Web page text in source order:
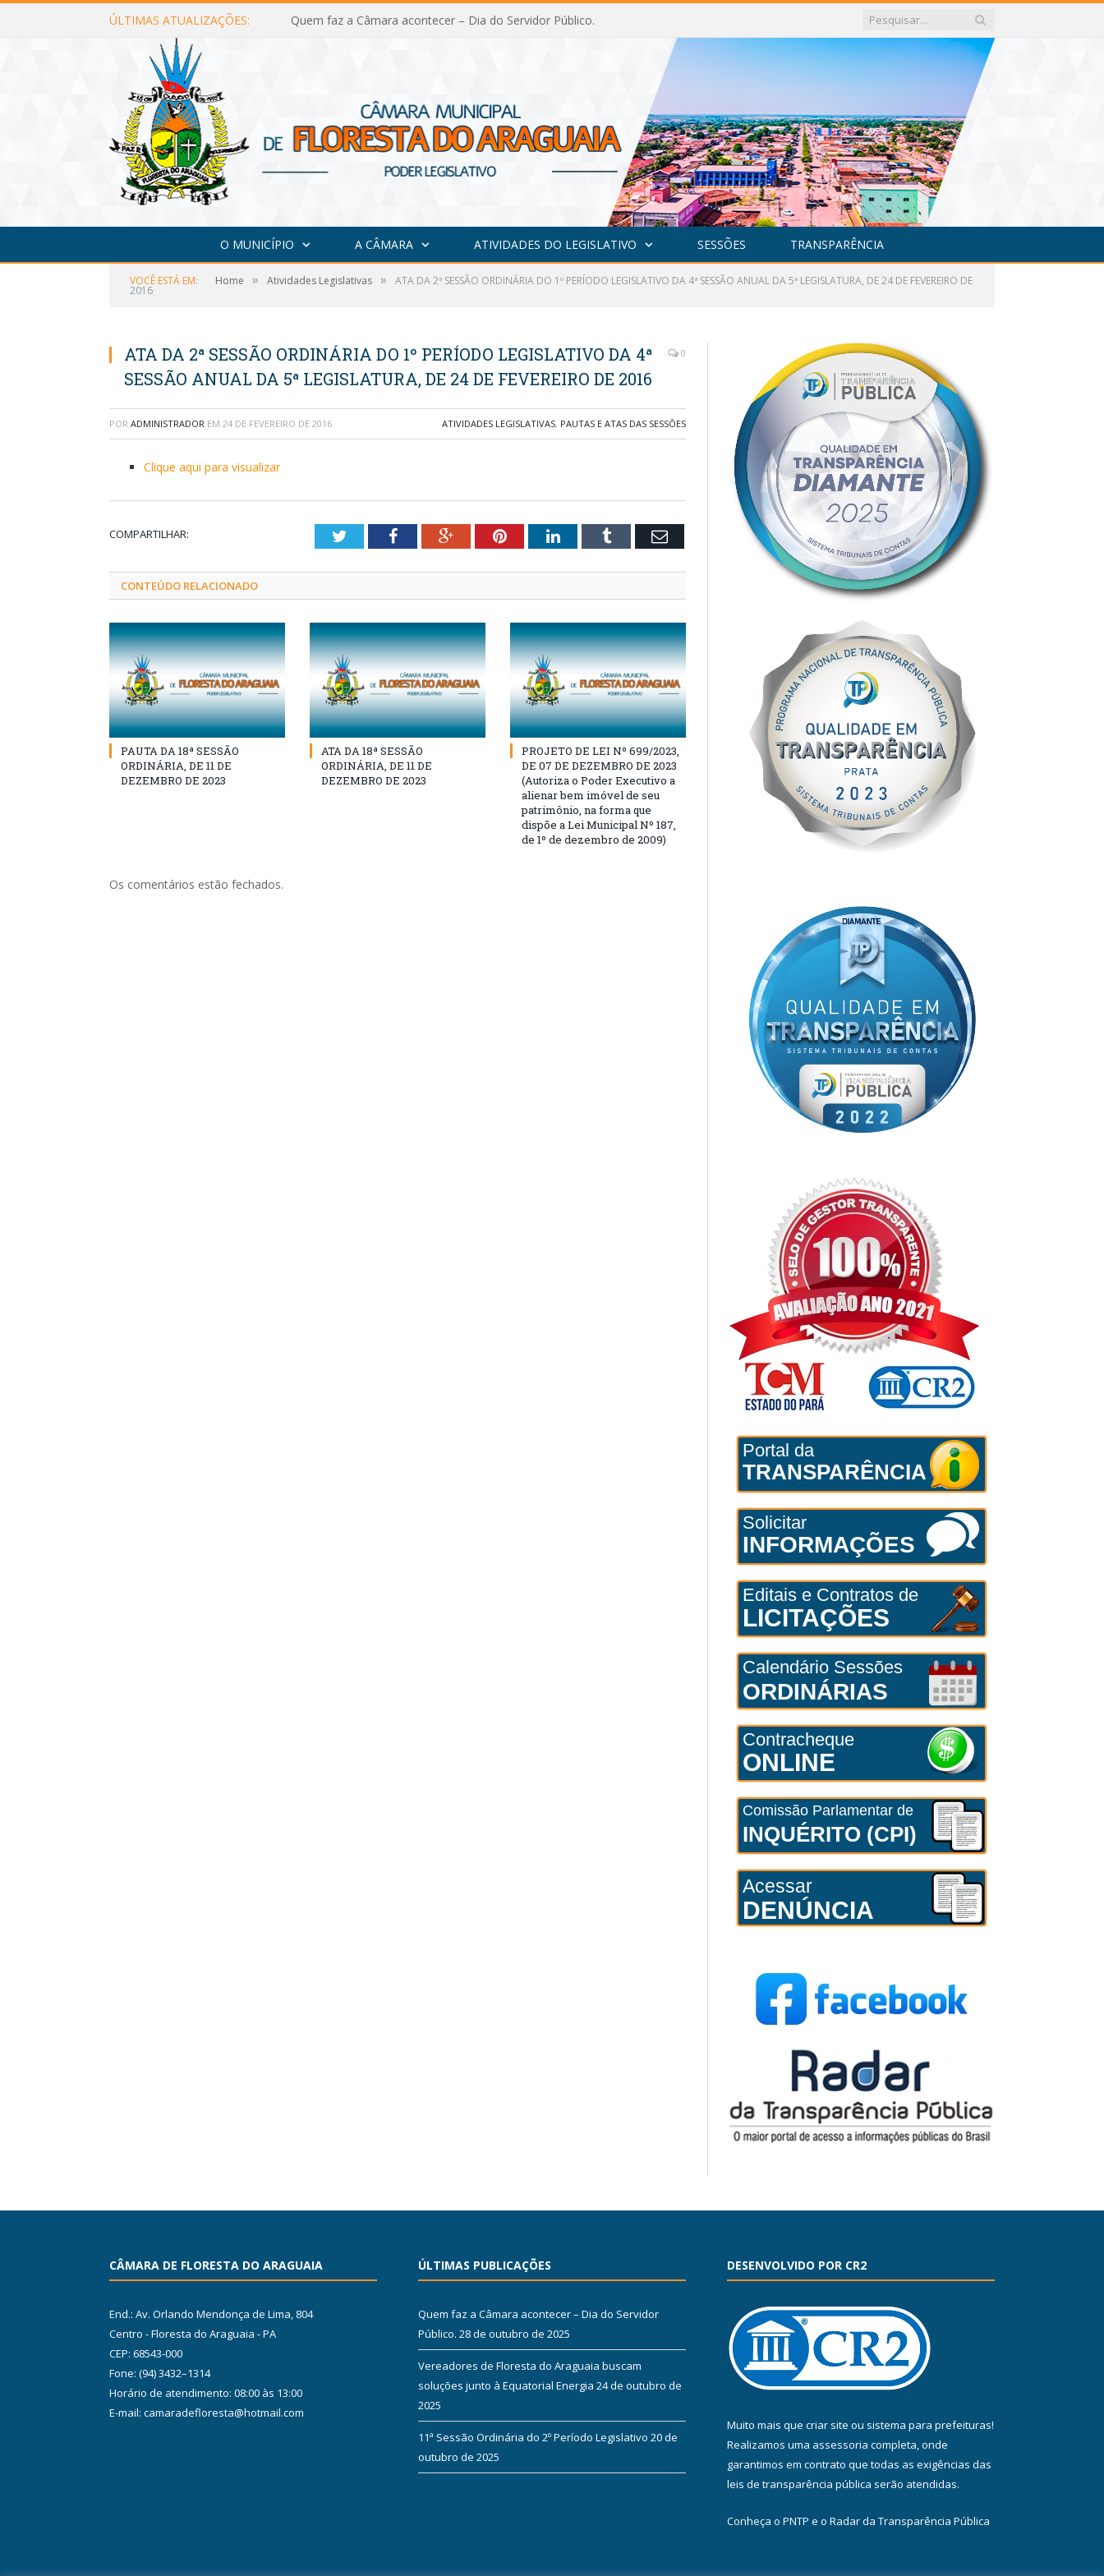
ÚLTIMAS ATUALIZAÇÕES: Quem faz a Câmara acontecer – Dia do Servidor Público.
O MUNICÍPIO A CÂMARA ATIVIDADES DO LEGISLATIVO SESSÕES TRANSPARÊNCIA
VOCÊ ESTÁ EM: Home » Atividades Legislativas » ATA DA 2ª SESSÃO ORDINÁRIA DO 1º PERÍODO LEGISLATIVO DA 4ª SESSÃO ANUAL DA 5ª LEGISLATURA, DE 24 DE FEVEREIRO DE
2016
ATA DA 2ª SESSÃO ORDINÁRIA DO 1º PERÍODO LEGISLATIVO DA 4ª
SESSÃO ANUAL DA 5ª LEGISLATURA, DE 24 DE FEVEREIRO DE 2016
0
POR ADMINISTRADOR EM 24 DE FEVEREIRO DE 2016 ATIVIDADES LEGISLATIVAS, PAUTAS E ATAS DAS SESSÕES
Clique aqui para visualizar
COMPARTILHAR: TwitterFacebookGoogle+PinterestLinkedInTumblr Email
CONTEÚDO RELACIONADO
PAUTA DA 18ª SESSÃO
ORDINÁRIA, DE 11 DE
DEZEMBRO DE 2023
ATA DA 18ª SESSÃO
ORDINÁRIA, DE 11 DE
DEZEMBRO DE 2023
PROJETO DE LEI Nº 699/2023,
DE 07 DE DEZEMBRO DE 2023
(Autoriza o Poder Executivo a
alienar bem imóvel de seu
patrimônio, na forma que
dispõe a Lei Municipal Nº 187,
de 1º de dezembro de 2009)
Os comentários estão fechados.
Portal da
TRANSPARÊNCIA
Solicitar
INFORMAÇÕES
Editais e Contratos de
LICITAÇÕES
Calendário Sessões
ORDINÁRIAS
Contracheque
ONLINE
Comissão Parlamentar de
INQUÉRITO (CPI)
Acessar
DENÚNCIA
CÂMARA DE FLORESTA DO ARAGUAIA
End.: Av. Orlando Mendonça de Lima, 804
Centro - Floresta do Araguaia - PA
CEP: 68543-000
Fone: (94) 3432–1314
Horário de atendimento: 08:00 às 13:00
E-mail: camaradefloresta@hotmail.com
ÚLTIMAS PUBLICAÇÕES
Quem faz a Câmara acontecer – Dia do Servidor
Público. 28 de outubro de 2025
Vereadores de Floresta do Araguaia buscam
soluções junto à Equatorial Energia 24 de outubro de
2025
11ª Sessão Ordinária do 2º Período Legislativo 20 de
outubro de 2025
DESENVOLVIDO POR CR2
Muito mais que criar site ou sistema para prefeituras!
Realizamos uma assessoria completa, onde
garantimos em contrato que todas as exigências das
leis de transparência pública serão atendidas.
Conheça o PNTP e o Radar da Transparência Pública